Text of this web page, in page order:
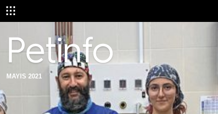
MAYIS 2021